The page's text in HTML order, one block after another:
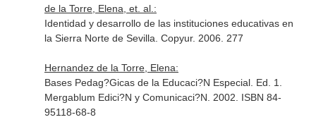
de la Torre, Elena, et. al.:
Identidad y desarrollo de las instituciones educativas en
la Sierra Norte de Sevilla. Copyur. 2006. 277
Hernandez de la Torre, Elena:
Bases Pedag?Gicas de la Educaci?N Especial. Ed. 1.
Mergablum Edici?N y Comunicaci?N. 2002. ISBN 84-
95118-68-8